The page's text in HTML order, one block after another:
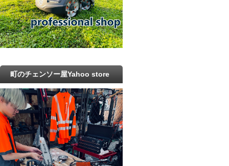
町のチェンソー屋Yahoo store